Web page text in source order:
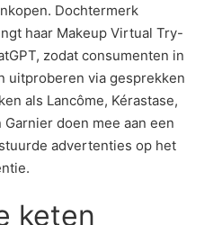
Dochtermerk
haar Makeup Virtual Try-
zodat consumenten in
uitproberen via gesprekken
als Lancôme, Kérastase,
doen mee aan een
advertenties op het
keten